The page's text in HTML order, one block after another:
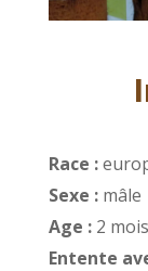
Race :
Sexe : mâle
Age : 2 mois
Entente